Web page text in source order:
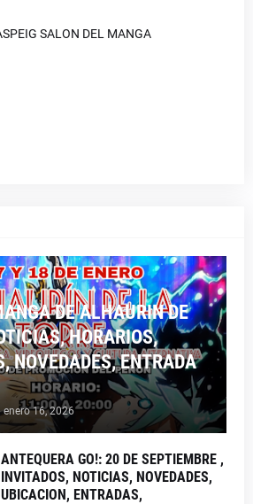
SALON DEL MANGA
DE ALHAURIN DE
HORARIOS,
NOVEDADES, ENTRADA
enero 16, 2026
ANTEQUERA GO!: 20 DE SEPTIEMBRE ,
INVITADOS, NOTICIAS, NOVEDADES,
UBICACION, ENTRADAS,